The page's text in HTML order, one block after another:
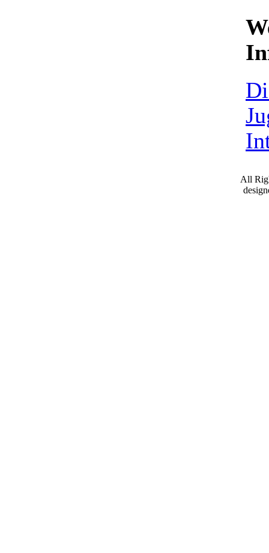
All